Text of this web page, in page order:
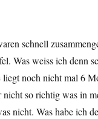
schnell
Was weiss ich denn
liegt noch nicht mal 6
nicht so richtig was in
nicht. Was habe ich